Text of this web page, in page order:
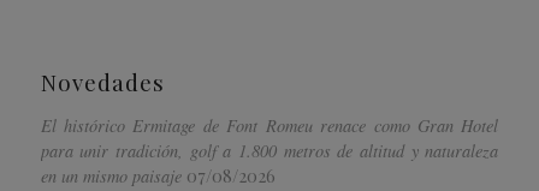
Novedades
El histórico Ermitage de Font Romeu renace como Gran Hotel
para unir tradición, golf a 1.800 metros de altitud y naturaleza
en un mismo paisaje 07/08/2026